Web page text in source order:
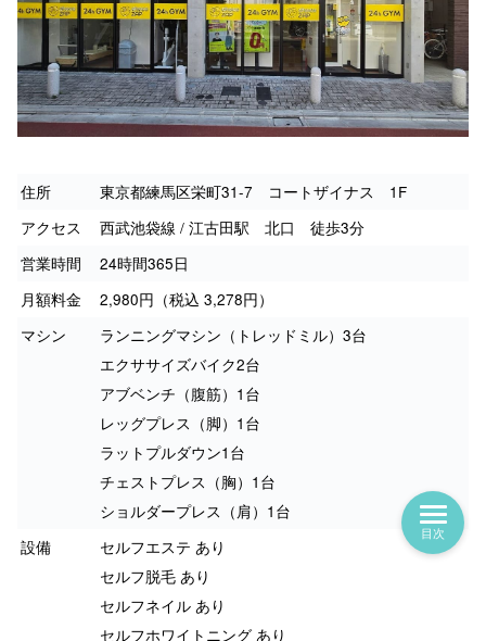
住所
東京都練馬区栄町31-7 コートザイナス 1F
アクセス
西武池袋線 / 江古田駅 北口 徒歩3分
営業時間
24時間365日
月額料金
2,980円（税込 3,278円）
マシン
ランニングマシン（トレッドミル）3台
エクササイズバイク2台
アブベンチ（腹筋）1台
レッグプレス（脚）1台
ラットプルダウン1台
チェストプレス（胸）1台
ショルダープレス（肩）1台
設備
セルフエステ あり
セルフ脱毛 あり
セルフネイル あり
セルフホワイトニング あり
目次